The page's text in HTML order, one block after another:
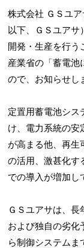
株式会社 ＧＳユ
以下、ＧＳユアサ
開発・生産を行う
産業省の「蓄電池
ので、お知らせし
定置用蓄電池シス
け、電力系統の安
が高まる他、再生
の活用、激甚化す
での導入が増加し
ＧＳユアサは、
および独自の劣化
ら制御システムま